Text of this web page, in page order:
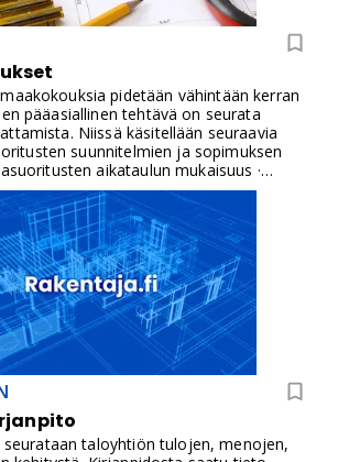
pidetään vähintään kerran
pääasiallinen tehtävä on seurata
Niissä käsitellään seuraavia
suunnitelmien ja sopimuksen
aikataulun mukaisuus ·
suunnitelmiin sekä
· muutos- ja lisätyöt ·
koordinaatio · tehdyt työt ja työmaan
liittyvät asiat · tehdyt ja
pääosin kirjataan
päätöksiä ja sopimuksia.
( viikkopalavereja ) pidetään
valvojat ja
rakennuttajainsinööri
Pöytäkirjat, malli RT 16-
hyväksyy tilaajan
Pöytäkirjat lähetetään tilaajan
seurataan taloyhtiön tulojen, menojen,